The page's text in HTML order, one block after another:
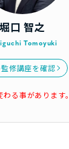
堀口 智之
Tomoyuki
修講座を確認
る事があります。